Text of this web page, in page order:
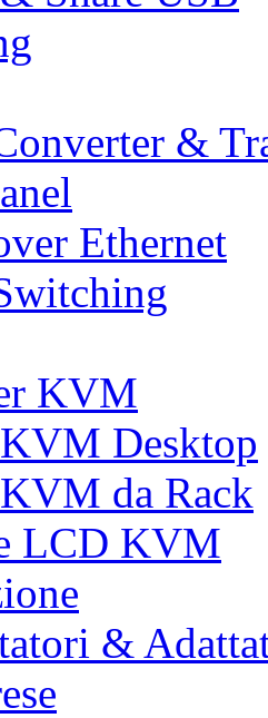
&
Ethernet
KVM
Desktop
da Rack
LCD KVM
&